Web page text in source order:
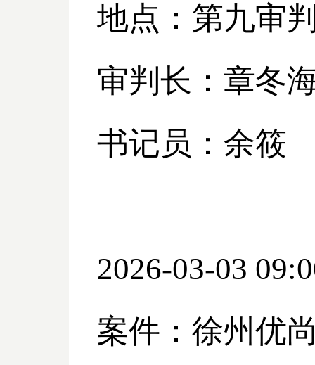
地点：第九审
审判长：章冬
书记员：余筱
2026-03-03
案件：徐州优